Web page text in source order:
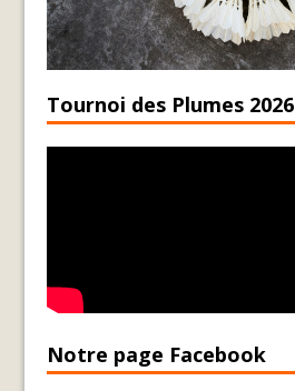
Tournoi des Plumes 2026
Notre page Facebook